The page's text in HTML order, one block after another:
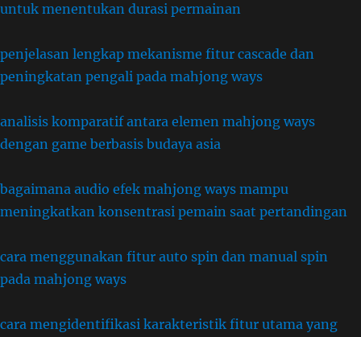
untuk menentukan durasi permainan
penjelasan lengkap mekanisme fitur cascade dan
peningkatan pengali pada mahjong ways
analisis komparatif antara elemen mahjong ways
dengan game berbasis budaya asia
bagaimana audio efek mahjong ways mampu
meningkatkan konsentrasi pemain saat pertandingan
cara menggunakan fitur auto spin dan manual spin
pada mahjong ways
cara mengidentifikasi karakteristik fitur utama yang